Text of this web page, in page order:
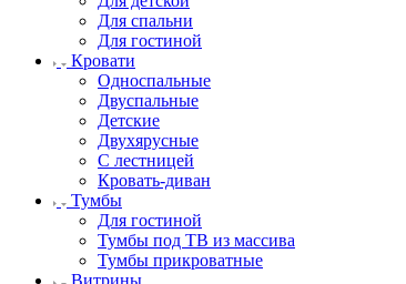
Для спальни
Для гостиной
Кровати
Односпальные
Двуспальные
Детские
Двухярусные
С лестницей
Кровать-диван
Тумбы
Для гостиной
Тумбы под ТВ из массива
Тумбы прикроватные
Витрины